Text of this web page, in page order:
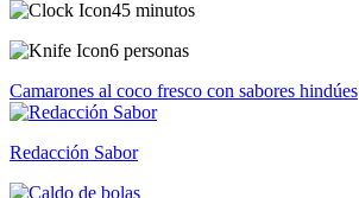
45 minutos
6 personas
Camarones al coco fresco con sabores hindúes
Redacción Sabor